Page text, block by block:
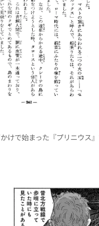
けで始まった『プリニウス